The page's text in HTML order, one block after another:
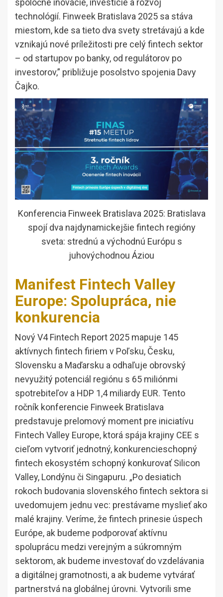
spoločné inovácie, investície a rozvoj
technológií. Finweek Bratislava 2025 sa stáva
miestom, kde sa tieto dva svety stretávajú a kde
vznikajú nové príležitosti pre celý fintech sektor
– od startupov po banky, od regulátorov po
investorov,” približuje posolstvo spojenia Davy
Čajko.
Konferencia Finweek Bratislava 2025: Bratislava
spojí dva najdynamickejšie fintech regióny
sveta: strednú a východnú Európu s
juhovýchodnou Áziou
Manifest Fintech Valley
Europe: Spolupráca, nie
konkurencia
Nový V4 Fintech Report 2025 mapuje 145
aktívnych fintech firiem v Poľsku, Česku,
Slovensku a Maďarsku a odhaľuje obrovský
nevyužitý potenciál regiónu s 65 miliónmi
spotrebiteľov a HDP 1,4 miliardy EUR. Tento
ročník konferencie Finweek Bratislava
predstavuje prelomový moment pre iniciatívu
Fintech Valley Europe, ktorá spája krajiny CEE s
cieľom vytvoriť jednotný, konkurencieschopný
fintech ekosystém schopný konkurovať Silicon
Valley, Londýnu či Singapuru. „Po desiatich
rokoch budovania slovenského fintech sektora si
uvedomujem jednu vec: prestávame myslieť ako
malé krajiny. Veríme, že fintech prinesie úspech
Európe, ak budeme podporovať aktívnu
spoluprácu medzi verejným a súkromným
sektorom, ak budeme investovať do vzdelávania
a digitálnej gramotnosti, a ak budeme vytvárať
partnerstvá na globálnej úrovni. Vytvorili sme